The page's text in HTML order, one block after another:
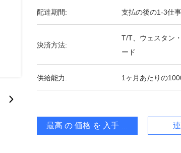
配達期間: 支払の後の1-3仕
決済方法:
T/T、ウェスタン
ード
供給能力: 1ヶ月あたりの
最高 の 価格 を 入手 する